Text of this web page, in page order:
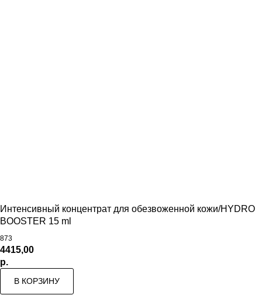
Интенсивный концентрат для обезвоженной кожи/HYDRO
BOOSTER 15 ml
873
4415,00
р.
В КОРЗИНУ